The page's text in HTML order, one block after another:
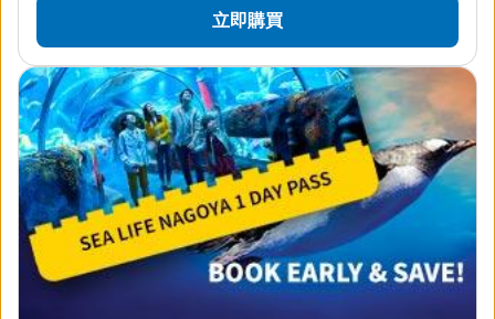
立即購買